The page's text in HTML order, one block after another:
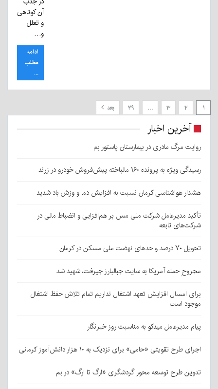
آن کوتاهی
و تعلل
و…
ادامه
مطلب
...
۱ ۲ ۳ … ۲۹ بعد
آخرین اخبار
روایت مرگ مادری در بیمارستان پاستور بم
رسیدگی ویژه به پرونده ۱۶۰ مالباخته پیش‌فروش خودرو در زرند
هشدار هواشناسی کرمان نسبت به افزایش دما و وزش باد شدید
تأکید مدیرعامل شرکت ملی مس بر هم‌افزایی و انضباط مالی در
شرکت‌های تابعه
تحویل ۷۰ درصد واحدهای نهضت ملی مسکن در کرمان
مجروحِ حمله آمریکا به سایت جبالبارز جیرفت، شهید شد
برای امسال افزایش تعهد اشتغال نداریم تمام تلاش حفظ اشتغال
موجود است
پیام مدیرعامل میدکو به مناسبت روز خبرنگار
اجرای طرح تقویتی «حامی» برای نزدیک به ۱۰ هزار دانش‌آموز کرمانی
تدوین طرح توسعه محور گردشگری «ارگ تا ارگ» در بم